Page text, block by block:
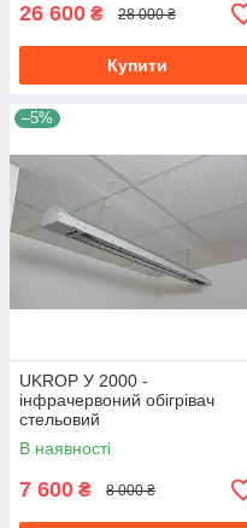
26 600 ₴ 28 000 ₴
Купити
–5%
UKROP У 2000 -
інфрачервоний обігрівач
стельовий
середньохвильової для
теплиць , ферм і холодних
В наявності
7 600 ₴ 8 000 ₴